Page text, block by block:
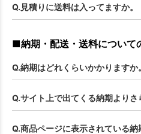
Q.見積りに送料は入ってますか。
■納期・配送・送料について
Q.納期はどれくらいかかりますか。
Q.サイト上で出てくる納期よりさ
Q.商品ページに表示されている